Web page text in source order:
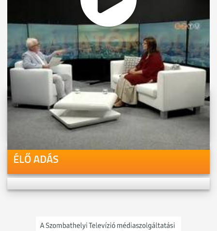
MEGOSZTÁS
Videóink megtekinthetőek
Youtube-csatornánkon is!
ÉLŐ ADÁS